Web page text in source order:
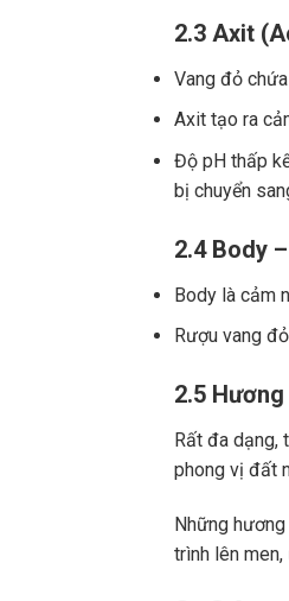
2.3 Axit
Vang đỏ
Axit tạo ra
Độ pH thấp
bị chuyển
2.4 Body
Body là cảm
Rượu vang
2.5
Rất đa dạng,
phong vị đất
Những
trình lên men,